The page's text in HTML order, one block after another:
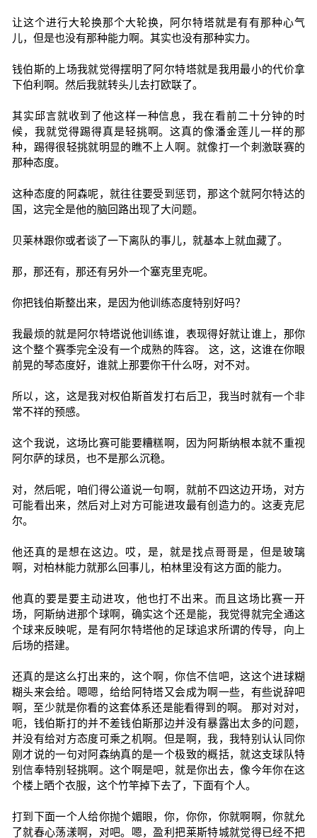
让这个进行大轮换那个大轮换，阿尔特塔就是有有那种心气
儿，但是也没有那种能力啊。其实也没有那种实力。
钱伯斯的上场我就觉得摆明了阿尔特塔就是我用最小的代价拿
下伯利啊。然后我就转头儿去打欧联了。
其实邱言就收到了他这样一种信息，我在看前二十分钟的时
候，我就觉得踢得真是轻挑啊。这真的像潘金莲儿一样的那
种，踢得很轻挑就明显的瞧不上人啊。就像打一个刺激联赛的
那种态度。
这种态度的阿森呢，就往往要受到惩罚，那这个就阿尔特达的
国，这完全是他的脑回路出现了大问题。
贝莱林跟你或者谈了一下离队的事儿，就基本上就血藏了。
那，那还有，那还有另外一个塞克里克呢。
你把钱伯斯整出来，是因为他训练态度特别好吗？
我最烦的就是阿尔特塔说他训练谁，表现得好就让谁上，那你
这个整个赛季完全没有一个成熟的阵容。 这，这，这谁在你眼
前晃的琴态度好，谁就上那要你干什么呀，对不对。
所以，这，这是我对权伯斯首发打右后卫，我当时就有一个非
常不祥的预感。
这个我说，这场比赛可能要糟糕啊，因为阿斯纳根本就不重视
阿尔萨的球员，也不是那么沉稳。
对，然后呢，咱们得公道说一句啊，就前不四这边开场，对方
可能看出来，然后对上对方可能进攻最有创造力的。这麦克尼
尔。
他还真的是想在这边。哎，是，就是找点哥哥是，但是玻璃
啊，对柏林能力就那么回事儿，柏林里没有这方面的能力。
他真的要是要主动进攻，他也打不出来。而且这场比赛一开
场，阿斯纳进那个球啊，确实这个还是能，我觉得就完全通这
个球来反映呢，是有阿尔特塔他的足球追求所谓的传导，向上
后场的搭建。
还真的是这么打出来的，这个啊，你信不信吧，这这个进球糊
糊头来会给。嗯嗯，给给阿特塔又会成为啊一些，有些说辞吧
啊，至少就是你看的这套体系还是能看得到的啊。 那对对对，
呃，钱伯斯打的并不差钱伯斯那边并没有暴露出太多的问题，
并没有给对方态度可乘之机啊。但是啊，我，我特别认认同你
刚才说的一句对阿森纳真的是一个极致的概括，就这支球队特
别信奉特别轻挑啊。这个啊是吧，就是你出去，像今年你在这
个楼上晒个衣服，这个竹竿掉下去了，下面有个人。
打到下面一个人给你抛个媚眼，你，你你，你就啊啊，你就允
了就春心荡漾啊，对吧。嗯，盈利把莱斯特城就觉得已经不把